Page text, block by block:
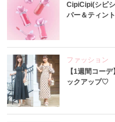
CipiCipi(シピ
パー＆ティン
ファッション
【1週間コー
ックアップ♡